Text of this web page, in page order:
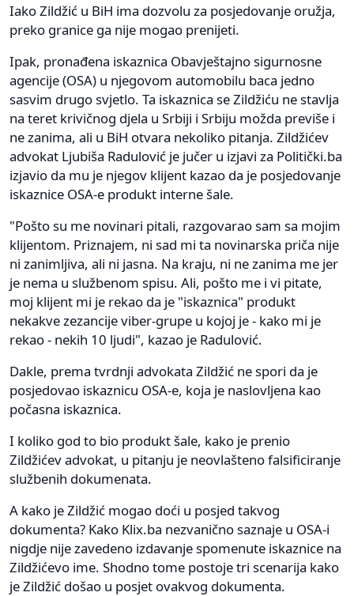
Iako Zildžić u BiH ima dozvolu za posjedovanje oružja,
preko granice ga nije mogao prenijeti.
Ipak, pronađena iskaznica Obavještajno sigurnosne
agencije (OSA) u njegovom automobilu baca jedno
sasvim drugo svjetlo. Ta iskaznica se Zildžiću ne stavlja
na teret krivičnog djela u Srbiji i Srbiju možda previše i
ne zanima, ali u BiH otvara nekoliko pitanja. Zildžićev
advokat Ljubiša Radulović je jučer u izjavi za Politički.ba
izjavio da mu je njegov klijent kazao da je posjedovanje
iskaznice OSA-e produkt interne šale.
"Pošto su me novinari pitali, razgovarao sam sa mojim
klijentom. Priznajem, ni sad mi ta novinarska priča nije
ni zanimljiva, ali ni jasna. Na kraju, ni ne zanima me jer
je nema u službenom spisu. Ali, pošto me i vi pitate,
moj klijent mi je rekao da je "iskaznica" produkt
nekakve zezancije viber-grupe u kojoj je - kako mi je
rekao - nekih 10 ljudi", kazao je Radulović.
Dakle, prema tvrdnji advokata Zildžić ne spori da je
posjedovao iskaznicu OSA-e, koja je naslovljena kao
počasna iskaznica.
I koliko god to bio produkt šale, kako je prenio
Zildžićev advokat, u pitanju je neovlašteno falsificiranje
službenih dokumenata.
A kako je Zildžić mogao doći u posjed takvog
dokumenta? Kako Klix.ba nezvanično saznaje u OSA-i
nigdje nije zavedeno izdavanje spomenute iskaznice na
Zildžićevo ime. Shodno tome postoje tri scenarija kako
je Zildžić došao u posjet ovakvog dokumenta.